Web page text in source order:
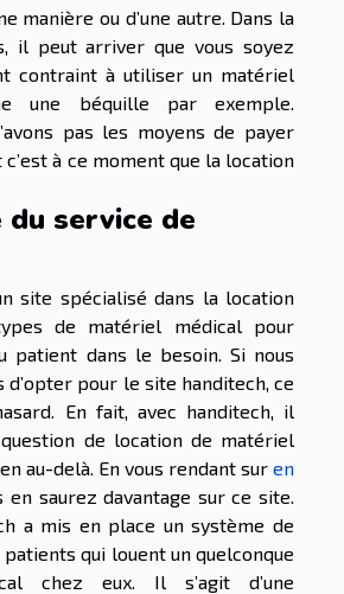
manière ou d’une autre. Dans la
il peut arriver que vous soyez
contraint à utiliser un matériel
une béquille par exemple.
pas les moyens de payer
à ce moment que la location
service de
site spécialisé dans la location
de matériel médical pour
patient dans le besoin. Si nous
d’opter pour le site handitech, ce
En fait, avec handitech, il
de location de matériel
au-delà. En vous rendant sur en
en saurez davantage sur ce site.
a mis en place un système de
qui louent un quelconque
chez eux. Il s’agit d’une